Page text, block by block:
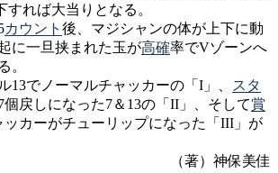
れば大当りとなる。
カウント 後、マジシャンの体が上下に動
に一旦挟まれた玉が高確率でVゾーンへ
。
13でノーマルチャッカーの「I」、
スタ
個戻しになった7＆13の「II」、そして賞
ッカーがチューリップになった「III」が
（著）神保美佳